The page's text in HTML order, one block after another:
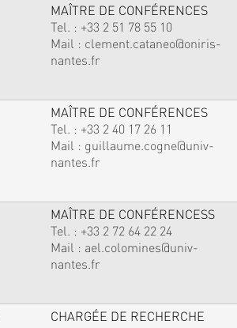
MAÎTRE DE CONFÉRENCES
Tel. : +33 2 51 78 55 10
Mail : clement.cataneo@oniris-
nantes.fr
MAÎTRE DE CONFÉRENCES
Tel. : +33 2 40 17 26 11
Mail : guillaume.cogne@univ-
nantes.fr
MAÎTRE DE CONFÉRENCESS
Tel. : +33 2 72 64 22 24
Mail : ael.colomines@univ-
nantes.fr
CHARGÉE DE RECHERCHE